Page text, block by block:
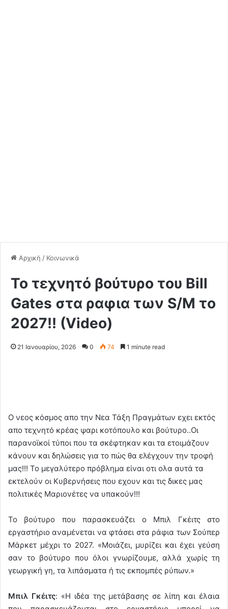
Αρχική / Κοινωνικά
Το τεχνητό βούτυρο του Bill
Gates στα ραφια των S/M το
2027!! (Video)
21 Ιανουαρίου, 2026 0 74 1 minute read
Ο νεος κόσμος απο την Νεα Τάξη Πραγμάτων εχει εκτός
απο τεχνητό κρέας ψαρι κοτόπουλο και βούτυρο..Οι
παρανοϊκοί τύποι που τα σκέφτηκαν και τα ετοιμάζουν
κάνουν και δηλώσεις για το πώς θα ελέγχουν την τροφή
μας!!! Το μεγαλύτερο πρόβλημα είναι οτι ολα αυτά τα
εκτελούν οι Κυβερνήσεις που εχουν και τις δικες μας
πολιτικές Μαριονέτες να υπακούν!!!
Το βούτυρο που παρασκευάζει ο Μπιλ Γκέιτς στο
εργαστήριο αναμένεται να φτάσει στα ράφια των Σούπερ
Μάρκετ μέχρι το 2027. «Μοιάζει, μυρίζει και έχει γεύση
σαν το βούτυρο που όλοι γνωρίζουμε, αλλά χωρίς τη
γεωργική γη, τα λιπάσματα ή τις εκπομπές ρύπων.»
Μπιλ Γκέιτς: «Η ιδέα της μετάβασης σε λίπη και έλαια